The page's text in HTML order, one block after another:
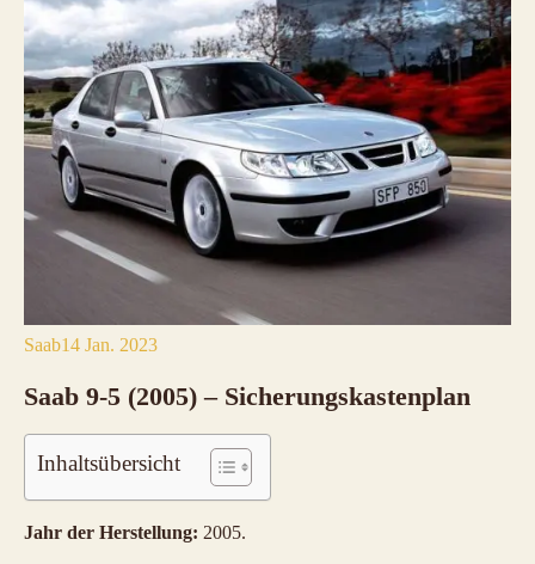
Saab14 Jan. 2023
Saab 9-5 (2005) – Sicherungskastenplan
Inhaltsübersicht
Jahr der Herstellung: 2005.